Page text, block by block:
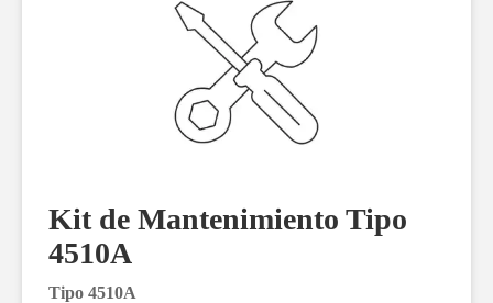
Kit de Mantenimiento Tipo
4510A
Tipo 4510A